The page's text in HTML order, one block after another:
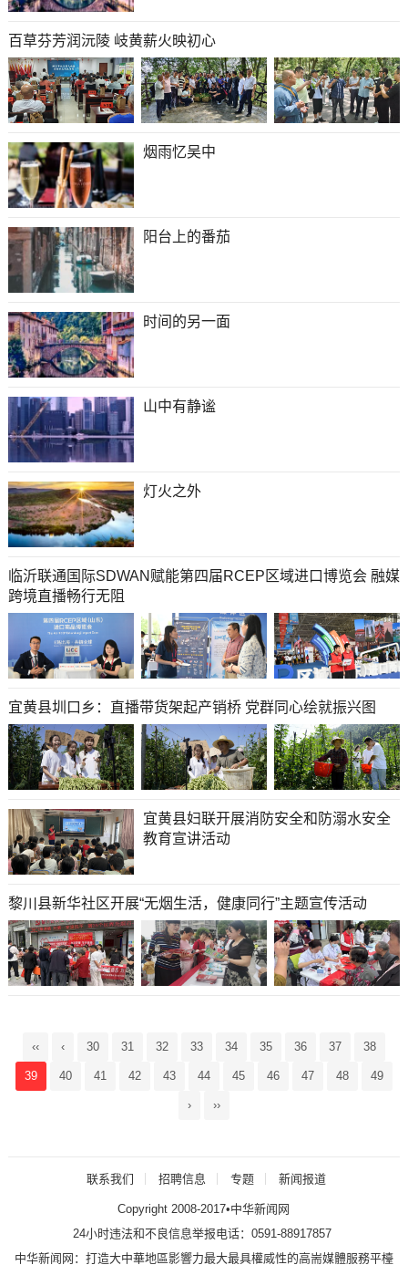
百草芬芳润沅陵 岐黄薪火映初心
烟雨忆吴中
阳台上的番茄
时间的另一面
山中有静谧
灯火之外
临沂联通国际SDWAN赋能第四届RCEP区域进口博览会 融媒
跨境直播畅行无阻
宜黄县圳口乡：直播带货架起产销桥 党群同心绘就振兴图
宜黄县妇联开展消防安全和防溺水安全
教育宣讲活动
黎川县新华社区开展“无烟生活，健康同行”主题宣传活动
‹‹ ‹ 30 31 32 33 34 35 36 37 38
39 40 41 42 43 44 45 46 47 48 49
› ››
联系我们 招聘信息 专题 新闻报道
Copyright 2008-2017•中华新闻网
24小时违法和不良信息举报电话：0591-88917857
中华新闻网：打造大中華地區影響力最大最具權威性的高耑媒體服務平檯